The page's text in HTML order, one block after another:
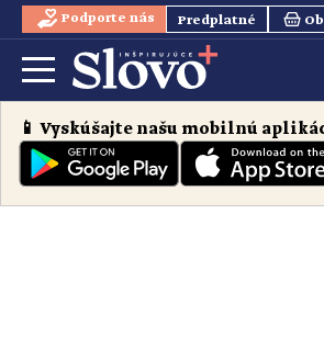
Podporte nás Predplatné
📱 Vyskúšajte našu mobilnú